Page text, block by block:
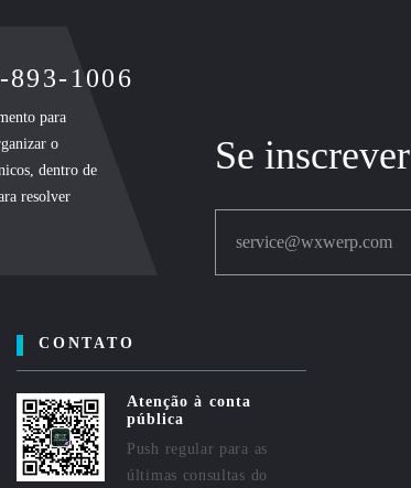
893-1006
para
o
dentro de
resolver
Se inscrever
service@wxwerp.com
CONTATO
Atenção à conta
pública
Push regular para as
últimas consultas do